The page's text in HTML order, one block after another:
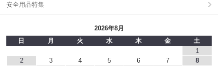
安全用品特集
2026年8月
日
月 火 水 木 金
土
1
2
3 4 5 6 7 8